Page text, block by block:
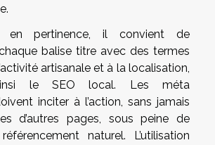
en pertinence, il convient de
balise titre avec des termes
artisanale et à la localisation,
le SEO local. Les méta
inciter à l’action, sans jamais
d’autres pages, sous peine de
naturel. L’utilisation